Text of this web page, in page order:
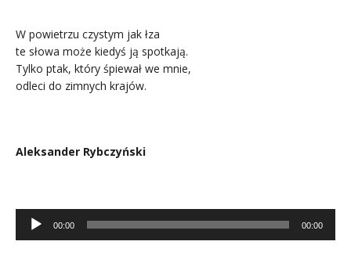
W powietrzu czystym jak łza
te słowa może kiedyś ją spotkają.
Tylko ptak, który śpiewał we mnie,
odleci do zimnych krajów.
Aleksander Rybczyński
Audio
Player
00:00 00:00